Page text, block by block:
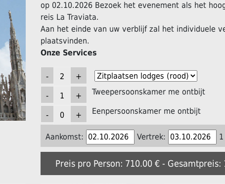
op 02.10.2026 Bezoek het evenement als het
reis La Traviata.
Aan het einde van uw verblijf zal het individuele
plaatsvinden.
Onze Services
Tweepersoonskamer me ontbijt
Eenpersoonskamer me ontbijt
Aankomst: Vertrek:
Preis pro Person: 710.00 € - Gesamtpreis: